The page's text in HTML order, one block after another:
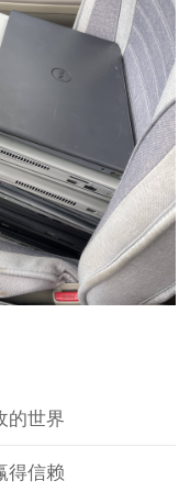
的世界
得信赖